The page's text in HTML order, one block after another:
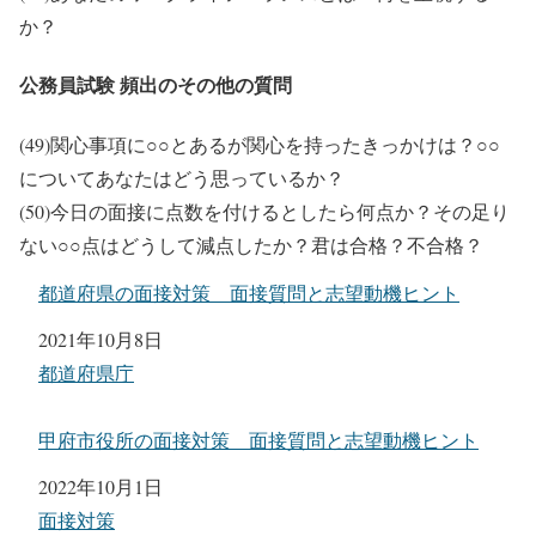
か？
公務員試験 頻出のその他の質問
(49)関心事項に○○とあるが関心を持ったきっかけは？○○
についてあなたはどう思っているか？
(50)今日の面接に点数を付けるとしたら何点か？その足り
ない○○点はどうして減点したか？君は合格？不合格？
都道府県の面接対策 面接質問と志望動機ヒント
日付
2021年10月8日
関連理由
都道府県庁
甲府市役所の面接対策 面接質問と志望動機ヒント
日付
2022年10月1日
関連理由
面接対策